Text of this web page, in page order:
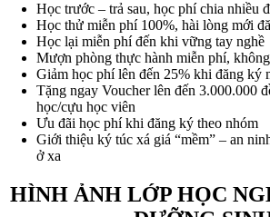
Học trước – trả sau, học phí chia nhiều
Học thử miễn phí 100%, hài lòng mới
Học lại miễn phí đến khi vững tay nghề
Mượn phòng thực hành miễn phí,
Giảm học phí lên đến 25% khi đăng ký
Tặng ngay Voucher lên đến 3.000.000
học/cựu học viên
Ưu đãi học phí khi đăng ký theo nhóm
Giới thiệu ký túc xá giá “mềm” – an
ở xa
HÌNH ẢNH LỚP HỌC